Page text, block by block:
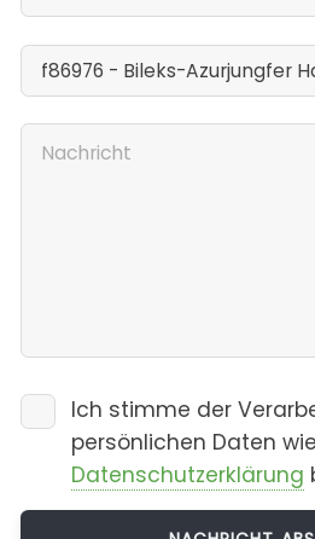
Ich stimme der
persönlichen Daten
Datenschutzerklärung